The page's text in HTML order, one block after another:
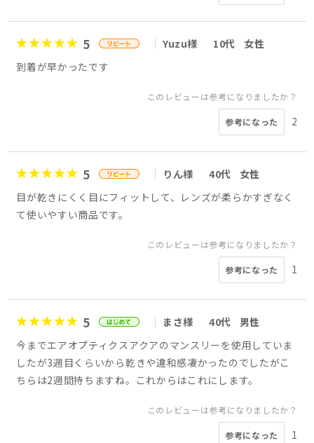
5 Yuzu様 10代
女性
到着が早かったです
このレビューは参考になりましたか？
参考になった 2
5 りん様 40代
女性
目が乾きにくく目にフィットして、レンズが柔らかすぎなく
て使いやすい商品です。
このレビューは参考になりましたか？
参考になった 1
5 まさ様 40代
男性
今までエアオプティクスアクアのマンスリーを使用していま
したが3週目くらいから乾きや違和感凄かったのでしたがこ
ちらは2週間持ちますね。これからはこれにします。
このレビューは参考になりましたか？
参考になった 1